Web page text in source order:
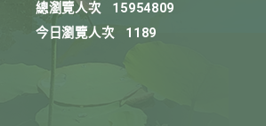
總瀏覽人次
15954809
今日瀏覽人次
1189